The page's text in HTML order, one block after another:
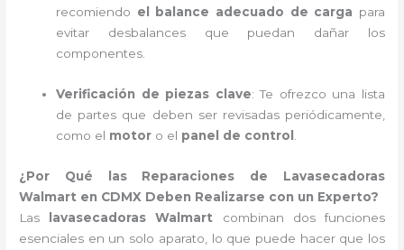
recomiendo el balance adecuado de carga para
evitar desbalances que puedan dañar los
componentes.
Verificación de piezas clave: Te ofrezco una lista
de partes que deben ser revisadas periódicamente,
como el motor o el panel de control
¿Por Qué las Reparaciones de Lavasecadoras
Walmart en CDMX Deben Realizarse con un Experto?
Las
lavasecadoras Walmart combinan dos funciones
esenciales en un solo aparato, lo que puede hacer que los